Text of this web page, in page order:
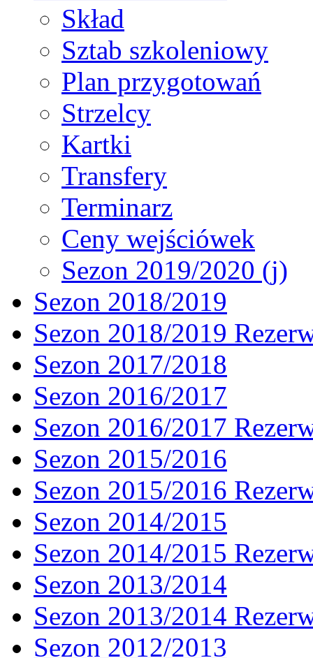
Skład
Sztab szkoleniowy
Plan przygotowań
Strzelcy
Kartki
Transfery
Terminarz
Ceny wejściówek
Sezon 2019/2020 (j)
Sezon 2018/2019
Sezon 2018/2019
Sezon 2017/2018
Sezon 2016/2017
Sezon 2016/2017
Sezon 2015/2016
Sezon 2015/2016
Sezon 2014/2015
Sezon 2014/2015
Sezon 2013/2014
Sezon 2013/2014
Sezon 2012/2013